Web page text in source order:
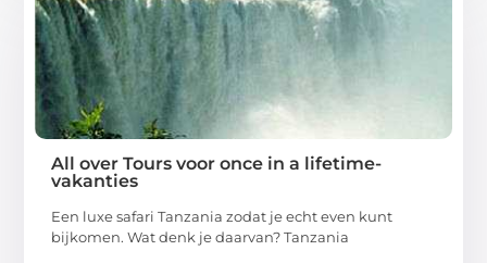
All over Tours voor once in a lifetime-
vakanties
Een luxe safari Tanzania zodat je echt even kunt
bijkomen. Wat denk je daarvan? Tanzania